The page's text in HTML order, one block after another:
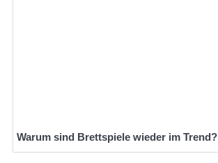
Warum sind Brettspiele wieder im Trend?